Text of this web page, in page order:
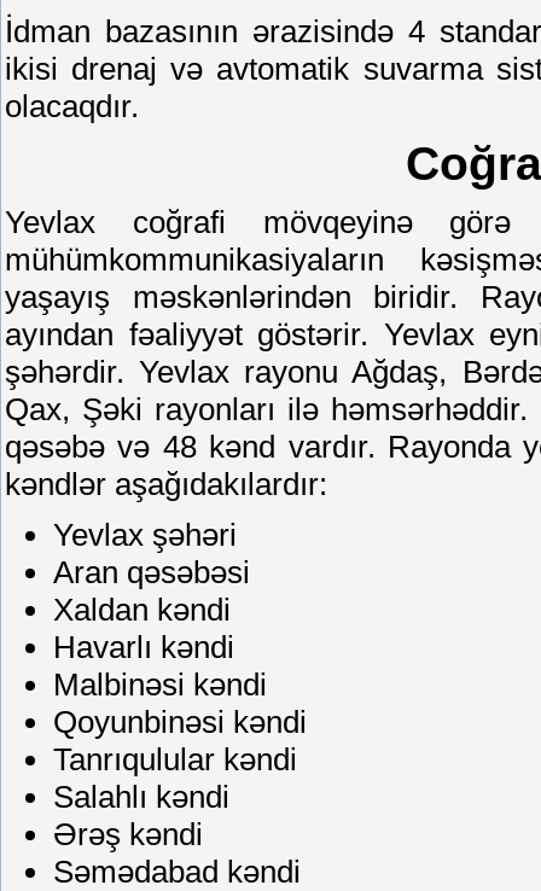
İdman bazasının ərazisində 4
ikisi drenaj və avtomatik suvarma
olacaqdır.
Yevlax coğrafi mövqeyinə görə
mühümkommunikasiyaların
yaşayış məskənlərindən biridir.
ayından fəaliyyət göstərir. Yevlax
şəhərdir. Yevlax rayonu Ağdaş,
Qax, Şəki rayonları ilə
qəsəbə və 48 kənd vardır. Rayonda
kəndlər aşağıdakılardır:
Yevlax şəhəri
Aran qəsəbəsi
Xaldan kəndi
Havarlı kəndi
Malbinəsi kəndi
Qoyunbinəsi kəndi
Tanrıqulular kəndi
Salahlı kəndi
Ərəş kəndi
Səmədabad kəndi